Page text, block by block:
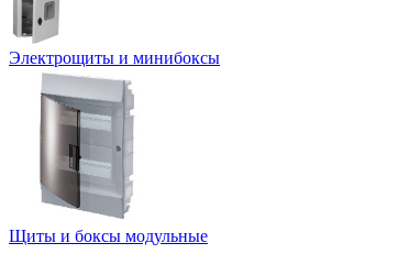
Электрощиты и минибоксы
Щиты и боксы модульные